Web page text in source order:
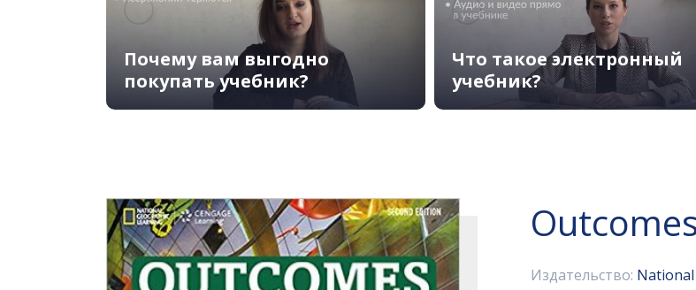
Почему вам выгодно
покупать учебник?
Что такое электронный
учебник?
Издательство: